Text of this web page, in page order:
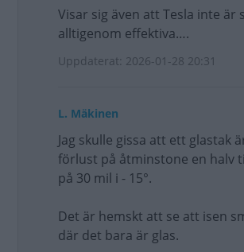
Visar sig även att Tesla inte är
alltigenom effektiva….
Uppdaterat: 2026-01-28 20:31
L. Mäkinen
Jag skulle gissa att ett glastak
förlust på åtminstone en halv
på 30 mil i - 15°.
Det är hemskt att se att isen
där det bara är glas.